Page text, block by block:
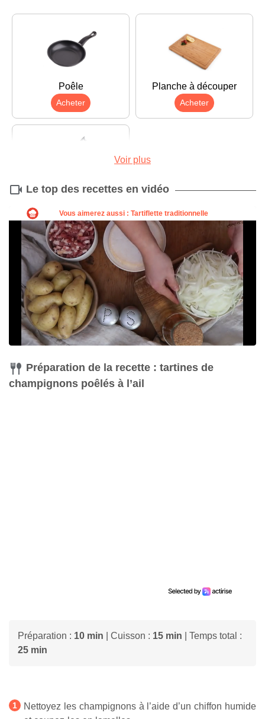
Poêle
Acheter
Planche à découper
Acheter
Couteau
Acheter
Voir plus
Le top des recettes en vidéo
Préparation de la recette : tartines de
champignons poêlés à l’ail
Préparation : 10 min | Cuisson : 15 min | Temps total :
25 min
Nettoyez les champignons à l’aide d’un chiffon humide